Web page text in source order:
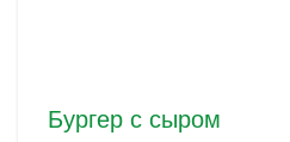
Бургер с сыром